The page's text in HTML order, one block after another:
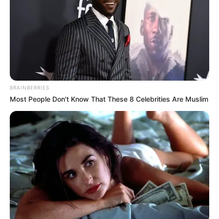
Une quarantaine depronostics de la meilleure presse du
PMU à consulter ici!
BRAINBERRIES
Most People Don't Know That These 8 Celebrities Are Muslim